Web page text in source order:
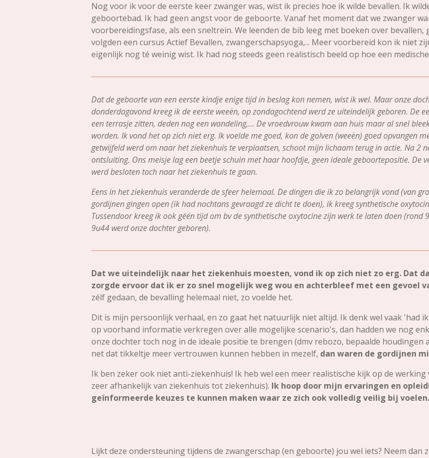
Nog voor ik voor de eerste keer zwanger was, wist ik precies hoe ik wilde bevallen. Ik
geboortebad. Ik had geen angst voor de geboorte. Vanaf het moment dat we zwanger
voorbereidingsfase, als een sneltrein. We leenden de bib leeg met boeken over
volgden een cursus Actief Bevallen, zwangerschapsyoga,... Meer voorbereid kon ik niet
eigenlijk nog té weinig wist. Ik had nog steeds geen realistisch beeld op hoe een
Dat de geboorte van een eerste kindje enige tijd in beslag kon nemen, wist ik wel. Maar onze
donderdagavond kreeg ik de eerste weeën, op zondagochtend werd ze uiteindelijk geboren. De
een terrasje zitten, deden nog een wandeling,... De vroedvrouw kwam aan huis maar al snel
worden. Ik vond het op zich niet erg. Ik voelde me goed, kon de golven (weeën) goed opvangen
getwijfeld werd om naar het ziekenhuis te verplaatsen, schoot mijn lichaam terug in actie. Na 2
ontsluiting. Ons meisje lag een beetje schuin met haar hoofdje, geen ideale geboortepositie. De
werd besloten toch naar het ziekenhuis te gaan.
Eens in het ziekenhuis veranderde de sfeer helemaal. De dingen die ik zo belangrijk vond (van
gordijnen gingen open (ik had nochtans gevraagd ze dicht te doen), ik kreeg synthetische
Tussendoor kreeg ik ook géén tijd om bv de synthetische oxytocine zijn werk te laten doen (rond
9u44 werd onze dochter geboren).
Dat we uiteindelijk naar het ziekenhuis moesten, vond ik op zich niet zo erg. Dat
zorgde ervoor dat ik er zo snel mogelijk weg wou en achterbleef met een gevoel
zélf gedaan, de bevalling helemaal niet, zo voelde het.
Dit is mijn persoonlijk verhaal, en zo gaat het natuurlijk niet altijd. Ik denk wel vaak 'had
op voorhand informatie verkregen over alle mogelijke scenario's, dan hadden we nog
onze dochter toch nog in de ideale positie te brengen (dmv rebozo, bepaalde houdingen
net dat tikkeltje meer vertrouwen kunnen hebben in mezelf, dan waren de gordijnen
Ik ben zeker ook niet anti-ziekenhuis! Ik heb wel een meer realistische kijk op de
zeer afhankelijk van ziekenhuis tot ziekenhuis). Ik hoop door mijn ervaringen en
geïnformeerde keuzes te kunnen maken waar ze zich ook volledig veilig bij voelen.
Lijkt deze ondersteuning tijdens de zwangerschap (en geboorte) jou wel iets? Neem dan